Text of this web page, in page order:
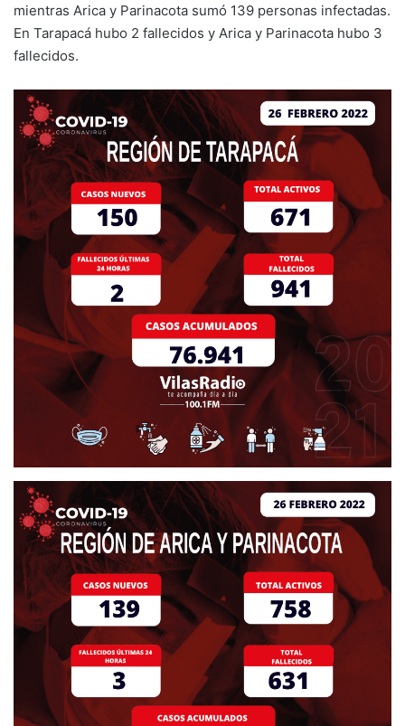
mientras Arica y Parinacota sumó 139 personas infectadas.
En Tarapacá hubo 2 fallecidos y Arica y Parinacota hubo 3
fallecidos.